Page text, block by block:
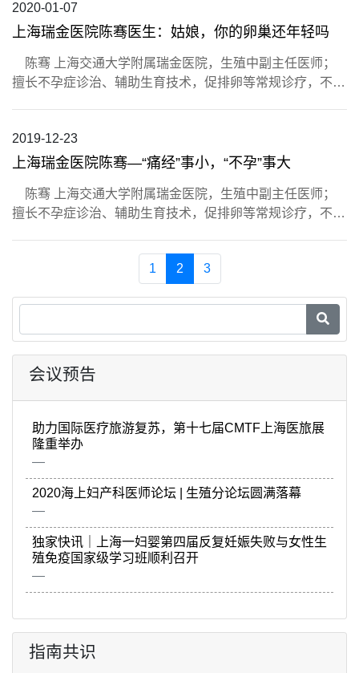
2020-01-07
上海瑞金医院陈骞医生：姑娘，你的卵巢还年轻吗
陈骞 上海交通大学附属瑞金医院，生殖中副主任医师；
擅长不孕症诊治、辅助生育技术，促排卵等常规诊疗，不…
2019-12-23
上海瑞金医院陈骞—“痛经”事小，“不孕”事大
陈骞 上海交通大学附属瑞金医院，生殖中副主任医师；
擅长不孕症诊治、辅助生育技术，促排卵等常规诊疗，不…
1 Current Page
2 3
会议预告
助力国际医疗旅游复苏，第十七届CMTF上海医旅展
隆重举办
2020海上妇产科医师论坛 | 生殖分论坛圆满落幕
独家快讯｜上海一妇婴第四届反复妊娠失败与女性生
殖免疫国家级学习班顺利召开
指南共识